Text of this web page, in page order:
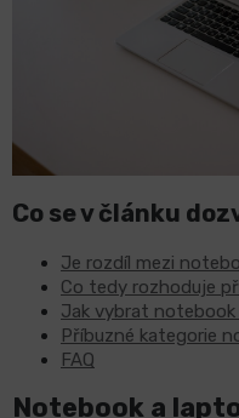
Co se v článku
Je rozdíl mezi
Co tedy rozhoduje
Jak vybrat
Příbuzné kategorie
FAQ
Notebook a